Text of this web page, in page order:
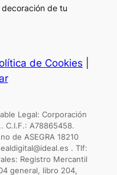
de tu
de Cookies
Legal: Corporación
C.I.F.: A78865458.
de ASEGRA 18210
. Tlf:
Registro Mercantil
general, libro 204,